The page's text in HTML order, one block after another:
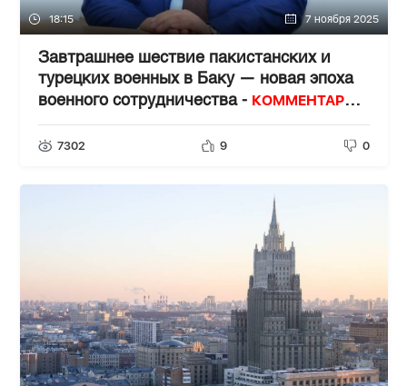
18:15 7 ноября 2025
Завтрашнее шествие пакистанских и
турецких военных в Баку — новая эпоха
военного сотрудничества - КОММЕНТАРИЙ
ВОЕННОГО ЭКСПЕРТА
7302 9 0